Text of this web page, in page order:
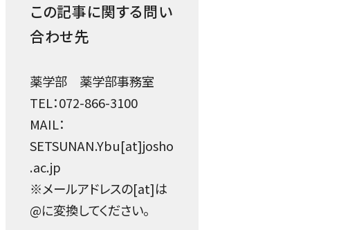
この記事に関する問い
合わせ先
薬学部 薬学部事務室
TEL：072-866-3100
MAIL：
SETSUNAN.Ybu[at]josho
.ac.jp
※メールアドレスの[at]は
@に変換してください。